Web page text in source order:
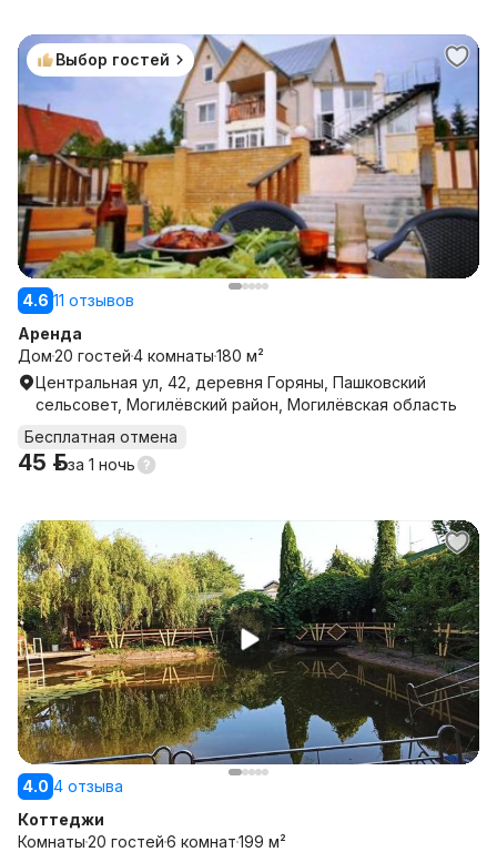
Выбор гостей
4.6 11 отзывов
Аренда
Дом20 гостей4 комнаты180 м²
Центральная ул, 42, деревня Горяны, Пашковский
сельсовет, Могилёвский район, Могилёвская область
Бесплатная отмена
45 р.за 1 ночь
4.0 4 отзыва
Коттеджи
Комнаты20 гостей6 комнат199 м²